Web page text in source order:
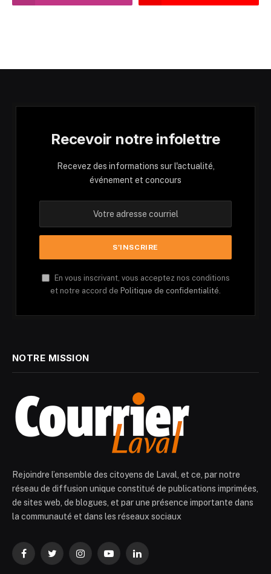
Recevoir notre infolettre
Recevez des informations sur l'actualité,
événement et concours
En vous inscrivant, vous acceptez nos conditions
et notre accord de Politique de confidentialité.
NOTRE MISSION
Rejoindre l’ensemble des citoyens de Laval, et ce, par notre
réseau de diffusion unique constitué de publications imprimées,
de sites web, de blogues, et par une présence importante dans
la communauté et dans les réseaux sociaux
FacebookTwitterInstagramYouTubeLinkedIn